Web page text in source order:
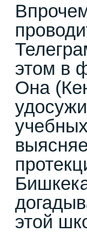
этом в
Она
этой